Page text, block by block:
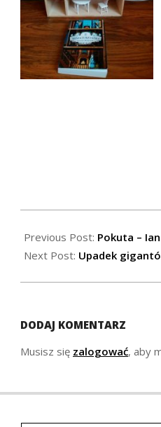
11-
05
Previous Post: Pokuta –
Next Post: Upadek
DODAJ KOMENTARZ
Musisz się zalogować, aby